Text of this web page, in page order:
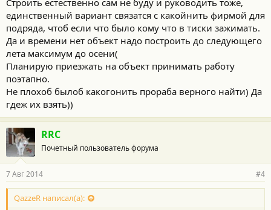
Строить естественно сам не буду и руководить тоже,
единственный вариант связатся с какойнить фирмой для
подряда, чтоб если что было кому что в тиски зажимать.
Да и времени нет объект надо построить до следующего
лета максимум до осени(
Планирую приезжать на объект принимать работу
поэтапно.
Не плохоб былоб какогонить прораба верного найти) Да
гдеж их взять))
RRC
Почетный пользователь форума
7 Авг 2014 #4
QazzeR написал(а):